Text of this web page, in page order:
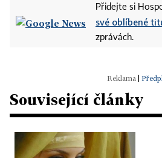
Přidejte si
své oblíbené
zprávách.
Související články